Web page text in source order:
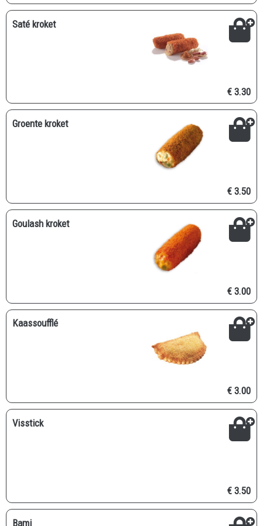
Saté kroket
€ 3.30
Groente kroket
€ 3.50
Goulash kroket
€ 3.00
Kaassoufflé
€ 3.00
Visstick
€ 3.50
Bami